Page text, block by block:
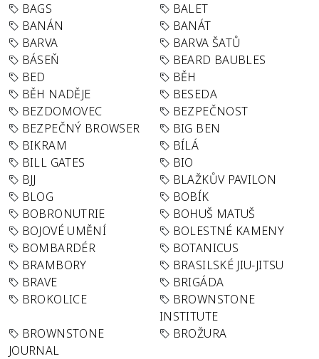
BAGS
BALET
BANÁN
BANÁT
BARVA
BARVA ŠATŮ
BÁSEŇ
BEARD BAUBLES
BED
BĚH
BĚH NADĚJE
BESEDA
BEZDOMOVEC
BEZPEČNOST
BEZPEČNÝ BROWSER
BIG BEN
BIKRAM
BÍLÁ
BILL GATES
BIO
BJJ
BLAŽKŮV PAVILON
BLOG
BOBÍK
BOBRONUTRIE
BOHUŠ MATUŠ
BOJOVÉ UMĚNÍ
BOLESTNÉ KAMENY
BOMBARDÉR
BOTANICUS
BRAMBORY
BRASILSKÉ JIU-JITSU
BRAVE
BRIGÁDA
BROKOLICE
BROWNSTONE
INSTITUTE
BROWNSTONE
JOURNAL
BROŽURA